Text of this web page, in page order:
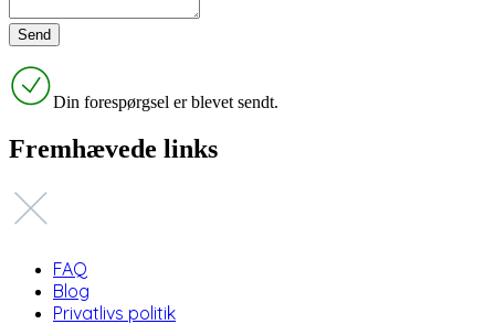
Din forespørgsel er blevet sendt.
Fremhævede links
FAQ
Blog
Privatlivs politik